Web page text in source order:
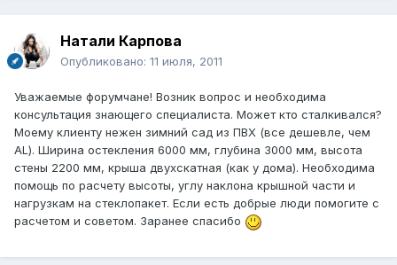
Натали Карпова
Опубликовано: 11 июля, 2011
Уважаемые форумчане! Возник вопрос и необходима
консультация знающего специалиста. Может кто сталкивался?
Моему клиенту нежен зимний сад из ПВХ (все дешевле, чем
AL). Ширина остекления 6000 мм, глубина 3000 мм, высота
стены 2200 мм, крыша двухскатная (как у дома). Необходима
помощь по расчету высоты, углу наклона крышной части и
нагрузкам на стеклопакет. Если есть добрые люди помогите с
расчетом и советом. Заранее спасибо